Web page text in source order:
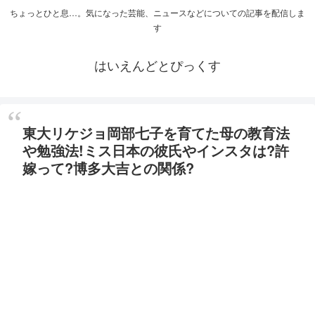
ちょっとひと息…。気になった芸能、ニュースなどについての記事を配信しま
す
はいえんどとぴっくす
東大リケジョ岡部七子を育てた母の教育法
や勉強法!ミス日本の彼氏やインスタは?許
嫁って?博多大吉との関係?